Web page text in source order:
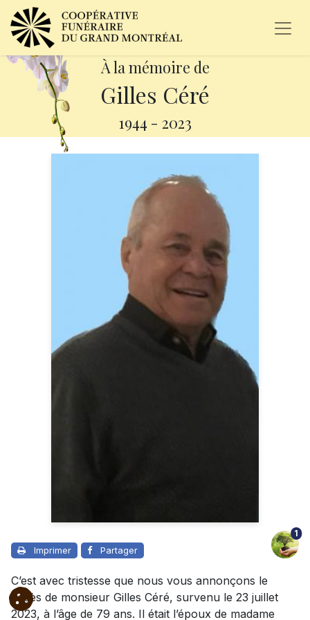
À la mémoire de
Gilles Céré
1944 - 2023
Imprimer Partager
1
C’est avec tristesse que nous vous annonçons le
décès de monsieur Gilles Céré, survenu le 23 juillet
2023, à l’âge de 79 ans. Il était l’époux de madame